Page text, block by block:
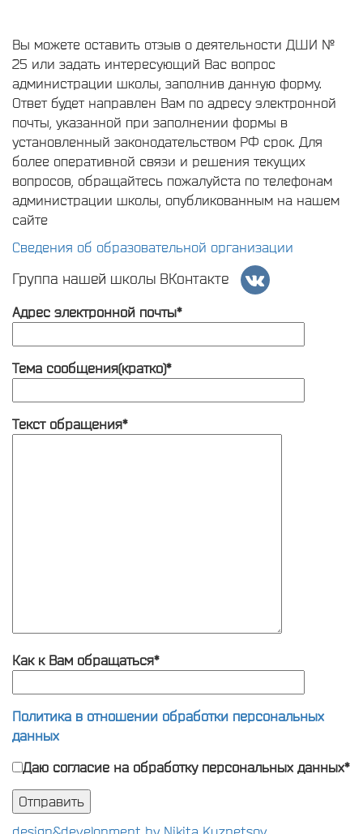
Вы можете оставить отзыв о деятельности ДШИ №
25 или задать интересующий Вас вопрос
администрации школы, заполнив данную форму.
Ответ будет направлен Вам по адресу электронной
почты, указанной при заполнении формы в
установленный законодательством РФ срок. Для
более оперативной связи и решения текущих
вопросов, обращайтесь пожалуйста по телефонам
администрации школы, опубликованным на нашем
сайте
Сведения об образовательной организации
Группа нашей школы ВКонтакте
Адрес электронной почты*
Тема сообщения(кратко)*
Текст обращения*
Как к Вам обращаться*
Политика в отношении обработки персональных
данных
Даю согласие на обработку персональных данных*